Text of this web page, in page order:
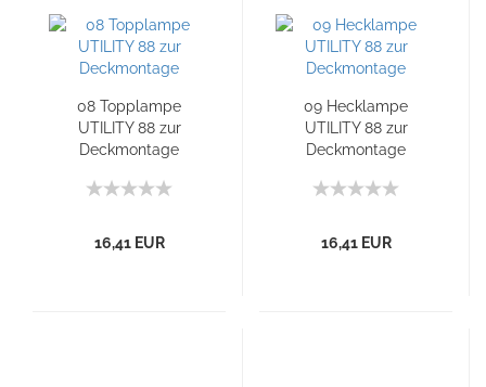
08 Topplampe
UTILITY 88 zur
Deckmontage
16,41 EUR
09 Hecklampe
UTILITY 88 zur
Deckmontage
16,41 EUR